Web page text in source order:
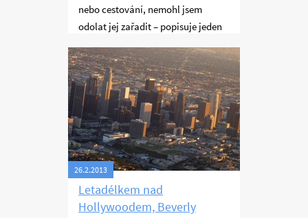
nebo cestování, nemohl jsem
odolat jej zařadit – popisuje jeden
života.
Létání
26.2.2013
Letadélkem nad
Hollywoodem, Beverly